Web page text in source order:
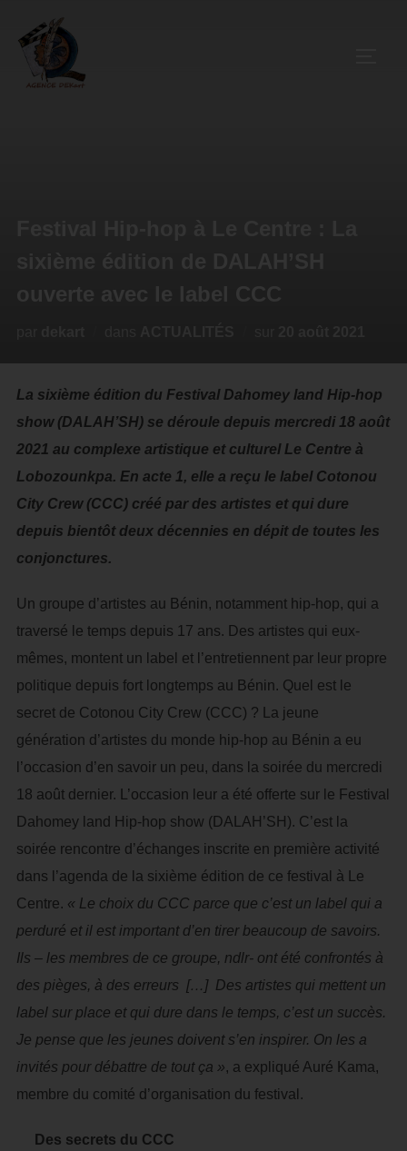
La sixième édition du Festival Dahomey land Hip-hop
show (DALAH’SH) se déroule depuis mercredi 18 août
2021 au complexe artistique et culturel Le Centre à
Lobozounkpa. En acte 1, elle a reçu le label Cotonou
City Crew (CCC) créé par des artistes et qui dure
depuis bientôt deux décennies en dépit de toutes les
conjonctures.
Un groupe d’artistes au Bénin, notamment hip-hop, qui a
traversé le temps depuis 17 ans. Des artistes qui eux-
mêmes, montent un label et l’entretiennent par leur propre
politique depuis fort longtemps au Bénin. Quel est le
secret de Cotonou City Crew (CCC) ? La jeune
génération d’artistes du monde hip-hop au Bénin a eu
l’occasion d’en savoir un peu, dans la soirée du mercredi
18 août dernier. L’occasion leur a été offerte sur le Festival
Dahomey land Hip-hop show (DALAH’SH). C’est la
soirée rencontre d’échanges inscrite en première activité
dans l’agenda de la sixième édition de ce festival à Le
Centre. « Le choix du CCC parce que c’est un label qui a
perduré et il est important d’en tirer beaucoup de savoirs.
Ils – les membres de ce groupe, ndlr- ont été confrontés à
des pièges, à des erreurs […] Des artistes qui mettent un
label sur place et qui dure dans le temps, c’est un succès.
Je pense que les jeunes doivent s’en inspirer. On les a
invités pour débattre de tout ça », a expliqué Auré Kama,
membre du comité d’organisation du festival.
Des secrets du CCC